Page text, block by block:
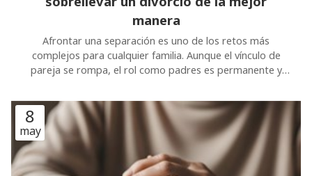
Afrontar una separación es uno de los retos más
complejos para cualquier familia. Aunque el vínculo de
pareja se rompa, el rol como padres es permanente y
vital para la estabilidad emocional de los más pequeños.
En Psicologuiños entendemos que la prioridad es
proteger el bienestar de los hijos durante esta transición.
psicología en Tui te traemos cinco estrategias
fundamentales que ayudarán a que el impacto sea el
menor posible. 1. Comunicación clara y adaptada En
primer lugar, es muy importante explicar la situación de
forma honesta,
8
may